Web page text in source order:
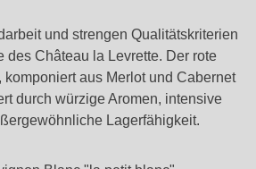
und strengen Qualitätskriterien
des Château la Levrette. Der rote
komponiert aus Merlot und Cabernet
durch würzige Aromen, intensive
Lagerfähigkeit.